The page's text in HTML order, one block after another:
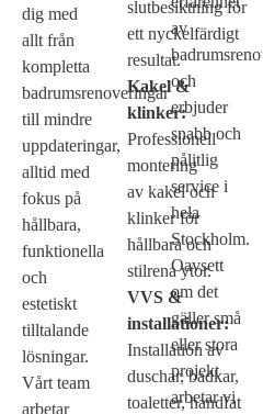
dig med
allt från
kompletta
badrumsrenoveringar
till mindre
uppdateringar,
alltid med
fokus på
hållbara,
funktionella
och
estetiskt
tilltalande
lösningar.
Vårt team
arbetar
slutbesiktning för
ett nyckelfärdigt
resultat.
Kakel &
klinker:
Professionell
montering
av kakel och
klinker för
hållbara och
stilrena ytor.
VVS &
installationer:
Installation av
duschar, badkar,
toaletter, handfat
av
och
erbjuder
snabb och
pålitlig
service i
hela
Stockholm.
Oavsett
om det
gäller små
eller stora
projekt
arbetar vi